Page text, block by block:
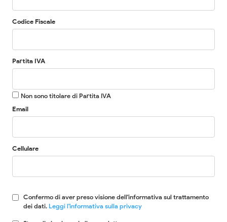
Codice Fiscale
Partita IVA
Non sono titolare di Partita IVA
Email
Cellulare
Confermo di aver preso visione dell'informativa sul trattamento
dei dati. Leggi l'informativa sulla privacy